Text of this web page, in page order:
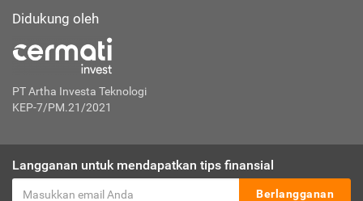
Didukung oleh
PT Artha Investa Teknologi
KEP-7/PM.21/2021
Langganan untuk mendapatkan tips finansial
Berlangganan